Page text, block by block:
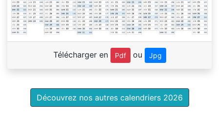
Télécharger en Pdf ou Jpg
Découvrez nos autres calendriers 2026